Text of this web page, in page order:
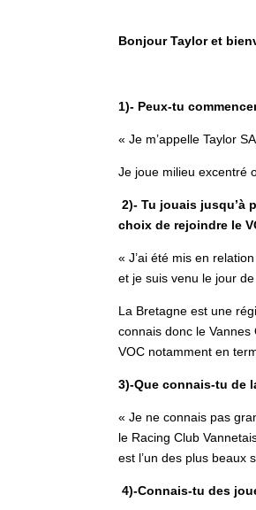
Bonjour Taylor et
1)- Peux-tu
« Je m’appelle Taylor
Je joue milieu excentré
2)- Tu jouais jusqu’à
choix de rejoindre le
« J’ai été mis en
et je suis venu le jour
La Bretagne est une
connais donc le Vannes
VOC notamment en
3)-Que connais-tu de
« Je ne connais pas
le Racing Club
est l’un des plus beaux
4)-Connais-tu des